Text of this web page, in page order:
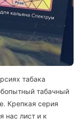
табака
табачный
Крепкая серия
нас лист и к